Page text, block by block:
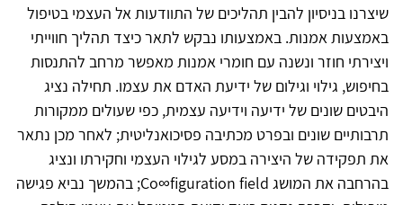
שיצרנו בניסיון להבין תהליכים של התוודעות אל העצמי בטיפול
באמצעות אמנות. באמצעותו נבקש לתאר כיצד תהליך חווייתי
ויצירתי חוזר ונשנה עם חומרי אמנות מאפשר מרחב להתנסות
בחיפוש, גילוי וגילום של ידיעת האדם את עצמו. תחילה נציג
היבטים שונים של ידיעה וידיעה עצמית, כפי שעולים ממקורות
תרבותיים שונים ובפרט מכתיבה פסיכואנליטית; לאחר מכן נתאר
את תפקידה של היצירה במסע לגילוי העצמי וחקירתו ונציג
בהרחבה את המושג Co∞figuration field; בהמשך נביא פגישה